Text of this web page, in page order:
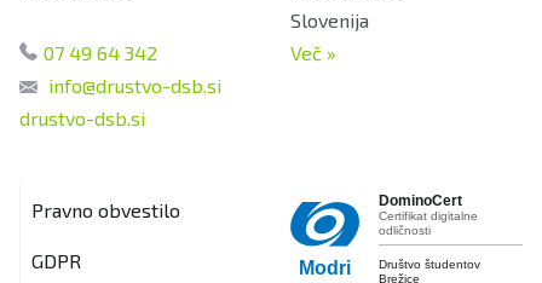
07 49 64 342
info@drustvo-dsb.si
drustvo-dsb.si
Slovenija
Več »
Pravno obvestilo
GDPR Modri
DominoCert
Certifikat digitalne
odličnosti
Društvo študentov
Brežice